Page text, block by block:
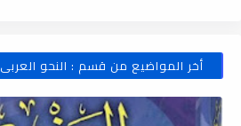
أخر المواضيع من قسم : النحو العربى